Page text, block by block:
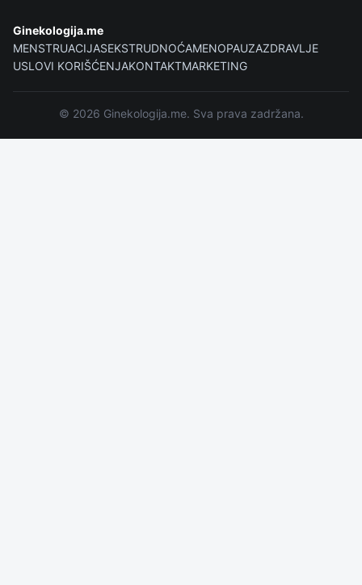
Ginekologija.me
MENSTRUACIJASEKSTRUDNOĆAMENOPAUZAZDRAVLJE
USLOVI KORIŠĆENJAKONTAKTMARKETING
© 2026 Ginekologija.me. Sva prava zadržana.